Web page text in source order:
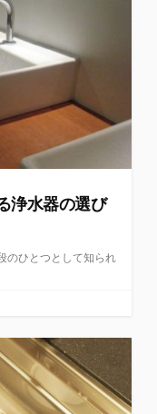
浄水器の選び
のひとつとして知られ